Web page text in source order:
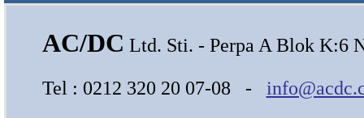
AC/DC Ltd. Sti. - Perpa A Blok K:6
Tel : 0212 320 20 07-08 -